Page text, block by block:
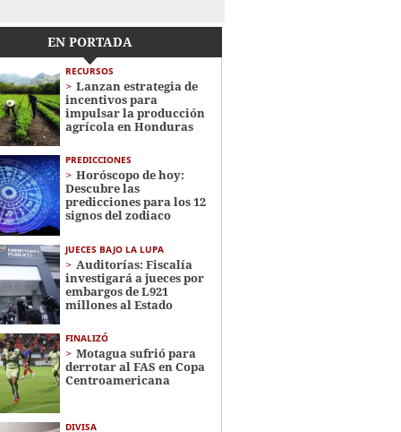
EN PORTADA
RECURSOS
Lanzan estrategia de
incentivos para
impulsar la producción
agrícola en Honduras
PREDICCIONES
Horóscopo de hoy:
Descubre las
predicciones para los 12
signos del zodiaco
JUECES BAJO LA LUPA
Auditorías: Fiscalía
investigará a jueces por
embargos de L921
millones al Estado
FINALIZÓ
Motagua sufrió para
derrotar al FAS en Copa
Centroamericana
DIVISA